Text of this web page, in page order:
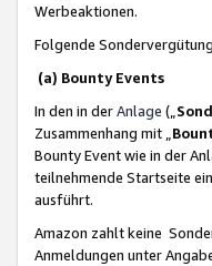
Werbeaktionen.
Folgende
(a) Bounty Events
In den in derAnlage („
Zusammenhang mit „
Bounty Event wie in der
teilnehmende Startseite
ausführt.
Amazon zahlt keine
Anmeldungen unter